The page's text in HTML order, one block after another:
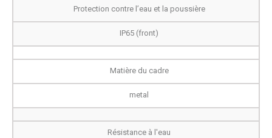
Protection contre l’eau et la poussière
IP65 (front)
Matière du cadre
metal
Résistance à l'eau